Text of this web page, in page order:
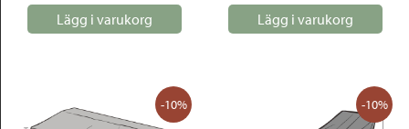
Lägg i varukorg Lägg i varukorg
-10% -10%